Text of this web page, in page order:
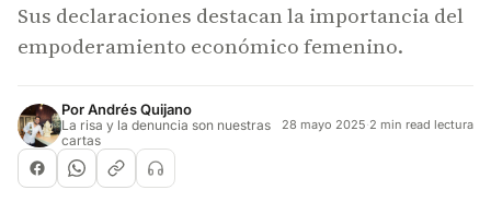
Sus declaraciones destacan la importancia del
empoderamiento económico femenino.
PorAndrés Quijano
La risa y la denuncia son nuestras
cartas
28 mayo 2025·2 min read lectura